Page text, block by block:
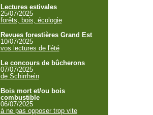
Lectures estivales
25/07/2025
forêts, bois, écologie
Revues forestières Grand Est
10/07/2025
vos lectures de l'été
Le concours de bûcherons
07/07/2025
de Schirrhein
Bois mort et/ou bois
combustible
06/07/2025
à ne pas opposer trop vite